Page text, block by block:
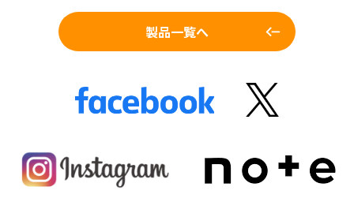
製品一覧へ